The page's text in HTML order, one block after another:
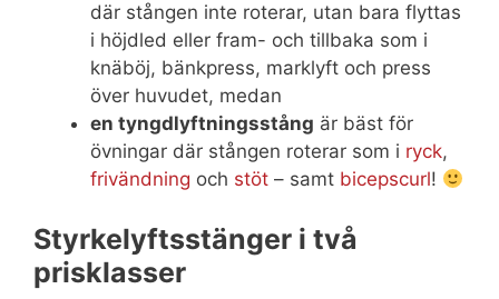
där stången inte roterar, utan bara flyttas
i höjdled eller fram- och tillbaka som i
knäböj, bänkpress, marklyft och press
över huvudet, medan
en tyngdlyftningsstång är bäst för
övningar där stången roterar som i ryck,
frivändning och stöt – samt bicepscurl!
Styrkelyftsstänger i två
prisklasser